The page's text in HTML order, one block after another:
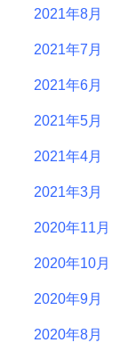
2021年8月
2021年7月
2021年6月
2021年5月
2021年4月
2021年3月
2020年11月
2020年10月
2020年9月
2020年8月